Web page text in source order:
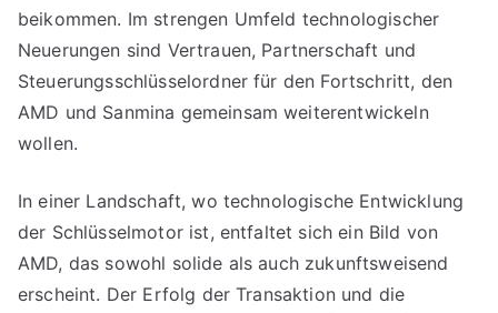
beikommen. Im strengen Umfeld technologischer
Neuerungen sind Vertrauen, Partnerschaft und
Steuerungsschlüsselordner für den Fortschritt, den
AMD und Sanmina gemeinsam weiterentwickeln
wollen.
In einer Landschaft, wo technologische Entwicklung
der Schlüsselmotor ist, entfaltet sich ein Bild von
AMD, das sowohl solide als auch zukunftsweisend
erscheint. Der Erfolg der Transaktion und die